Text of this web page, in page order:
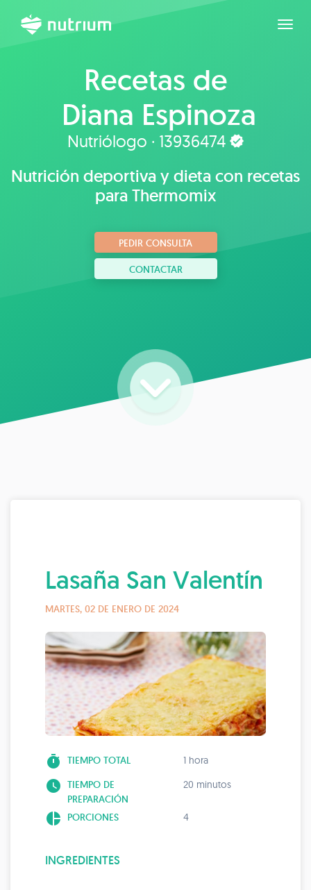
Recetas de
Diana Espinoza
Nutriólogo · 13936474
Nutrición deportiva y dieta con recetas
para Thermomix
PEDIR CONSULTA
CONTACTAR
Lasaña San Valentín
MARTES, 02 DE ENERO DE 2024
timer TIEMPO TOTAL 1 hora
watch_later TIEMPO DE
PREPARACIÓN
20 minutos
pie_chart PORCIONES 4
INGREDIENTES